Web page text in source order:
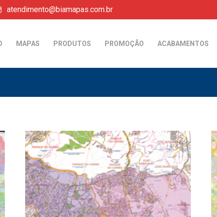
atendimento@biamapas.com.br
MAPAS PRODUTOS PROMOÇÃO ACABAMENTOS